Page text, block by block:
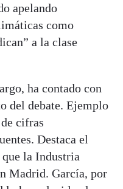
apelando
como
a la clase
ha contado con
del debate. Ejemplo
cifras
Destaca el
la Industria
Madrid. García, por